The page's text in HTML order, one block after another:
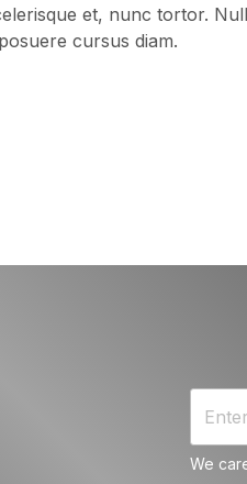
et, nunc tortor.
cursus diam.
We